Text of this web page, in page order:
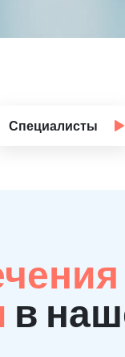
Специалисты
в